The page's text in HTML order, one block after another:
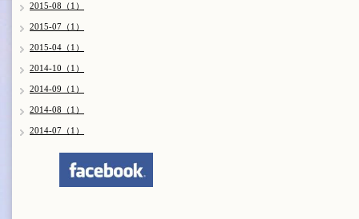
2015-08（1）
2015-07（1）
2015-04（1）
2014-10（1）
2014-09（1）
2014-08（1）
2014-07（1）